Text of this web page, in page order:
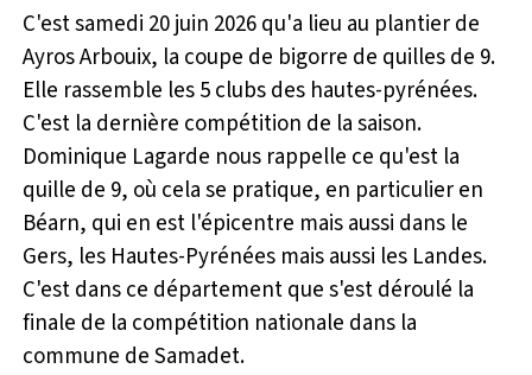
y
C'est samedi 20 juin 2026 qu'a lieu au plantier de
Ayros Arbouix, la coupe de bigorre de quilles de 9.
Elle rassemble les 5 clubs des hautes-pyrénées.
C'est la dernière compétition de la saison.
Dominique Lagarde nous rappelle ce qu'est la
quille de 9, où cela se pratique, en particulier en
Béarn, qui en est l'épicentre mais aussi dans le
Gers, les Hautes-Pyrénées mais aussi les Landes.
C'est dans ce département que s'est déroulé la
finale de la compétition nationale dans la
commune de Samadet.